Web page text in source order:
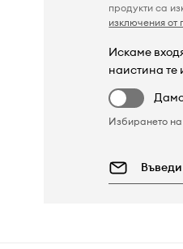
продукти са
изключения от
Искаме
наистина те
Избирането